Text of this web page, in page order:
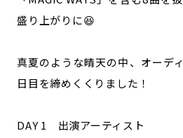
盛り上がりに😆
真夏のような晴天の中、オーデ
日目を締めくくりました！
DAY 1 出演アーティスト